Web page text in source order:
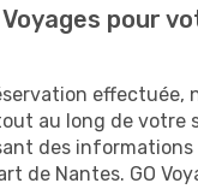
Voyages pour
effectuée,
au long de votre
des
de Nantes. GO